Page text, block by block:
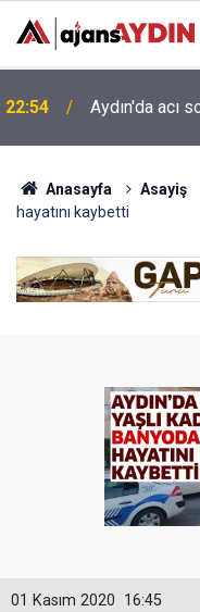
18:45
vatandaşla
Anasayfa Asayiş
hayatını kaybetti
16:45
01 Kasım 2020